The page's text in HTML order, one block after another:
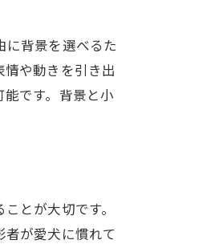
背景を選べるた
や動きを引き出
です。背景と小
とが大切です。
が愛犬に慣れて